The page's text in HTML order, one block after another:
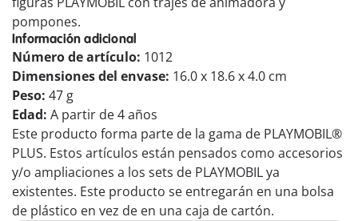
pompones.
Información adicional
Número de artículo: 1012
Dimensiones del envase: 16.0 x 18.6 x 4.0 cm
Peso: 47 g
Edad: A partir de 4 años
Este producto forma parte de la gama de PLAYMOBIL®
PLUS. Estos artículos están pensados como accesorios
y/o ampliaciones a los sets de PLAYMOBIL ya
existentes. Este producto se entregarán en una bolsa
de plástico en vez de en una caja de cartón.